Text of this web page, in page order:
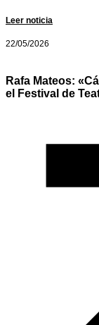
Leer noticia
22/05/2026
Rafa Mateos:
el Festival de